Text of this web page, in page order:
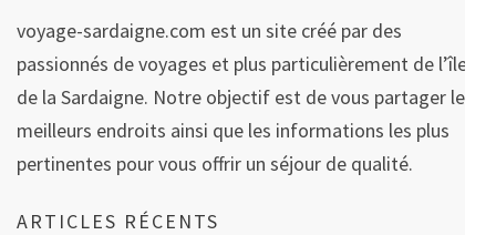
voyage-sardaigne.com est un site créé par des
passionnés de voyages et plus particulièrement de l’île
de la Sardaigne. Notre objectif est de vous partager les
meilleurs endroits ainsi que les informations les plus
pertinentes pour vous offrir un séjour de qualité.
ARTICLES RÉCENTS